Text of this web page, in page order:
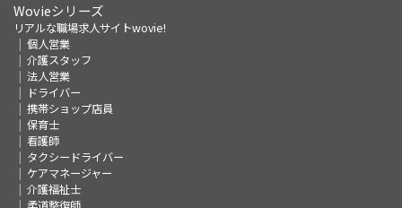
Wovieシリーズ
リアルな職場求人サイトwovie!
個人営業
介護スタッフ
法人営業
ドライバー
携帯ショップ店員
保育士
看護師
タクシードライバー
ケアマネージャー
介護福祉士